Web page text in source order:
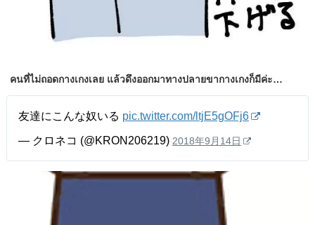
คนที่ไม่ถอดกางเกงเลย แล้วดึงออกมาทางปลายขากางเกงก็มีค่ะ…
友達にこんな奴いる pic.twitter.com/ltjE5gOFj6
— クロネコ (@KRON206219) 2018年9月14日